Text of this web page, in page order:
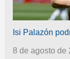
Isi Palazón
8 de agosto de